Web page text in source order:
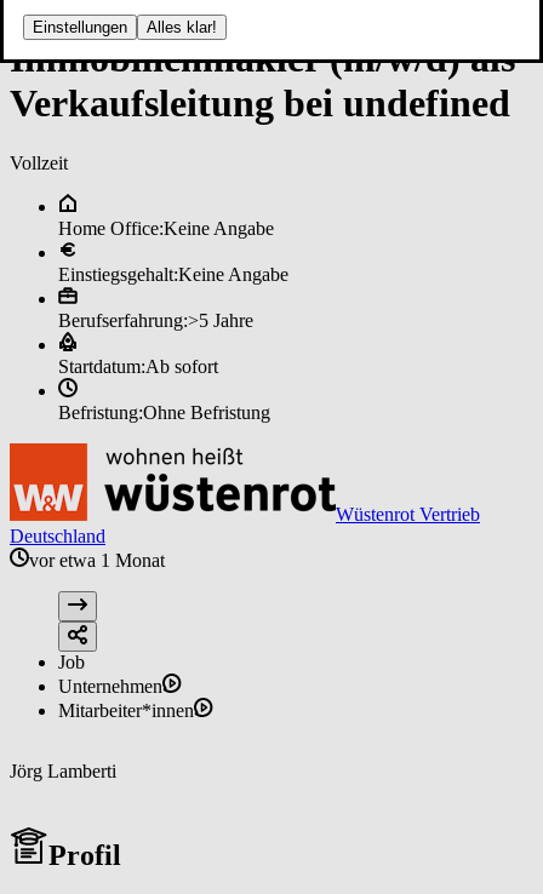
Einstellungen Alles klar!
Im­mo­bi­li­en­mak­ler (m/w/d) al­s
Ver­kaufs­lei­tun­g bei un­de­fi­ned
Vollzeit
Home Office:Keine Angabe
Einstiegsgehalt:Keine Angabe
Berufserfahrung:>5 Jahre
Startdatum:Ab sofort
Befristung:Ohne Befristung
Wüstenrot Vertrieb
Deutschland
vor etwa 1 Monat
Job
Unternehmen
Mitarbeiter*innen
Jörg Lamberti
Profil